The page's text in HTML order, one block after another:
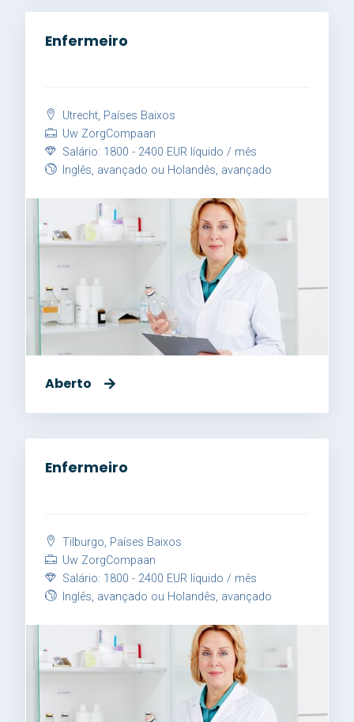
Enfermeiro
Utrecht, Países Baixos
Uw ZorgCompaan
Salário: 1800 - 2400 EUR líquido / mês
Inglês, avançado ou Holandês, avançado
Aberto
Enfermeiro
Tilburgo, Países Baixos
Uw ZorgCompaan
Salário: 1800 - 2400 EUR líquido / mês
Inglês, avançado ou Holandês, avançado